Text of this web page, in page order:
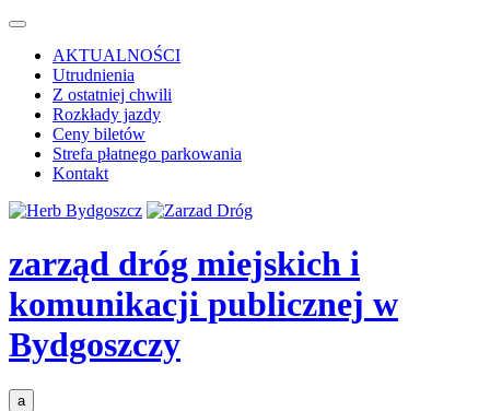
AKTUALNOŚCI
Utrudnienia
Z ostatniej chwili
Rozkłady jazdy
Ceny biletów
Strefa płatnego parkowania
Kontakt
zarząd dróg miejskich i
komunikacji publicznej w
Bydgoszczy
a